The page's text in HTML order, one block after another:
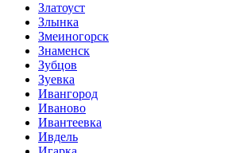
Златоуст
Злынка
Змеиногорск
Знаменск
Зубцов
Зуевка
Ивангород
Иваново
Ивантеевка
Ивдель